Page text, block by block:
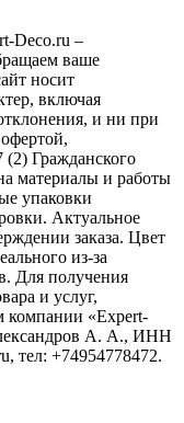
Deco.ru –
ваше
носит
включая
и ни при
Гражданского
материалы и работы
упаковки
Актуальное
заказа. Цвет
из‑за
Для получения
и услуг,
компании «Expert-
А. А., ИНН
тел: +74954778472.